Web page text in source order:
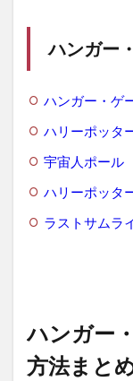
ハンガー
ハンガー・ゲ
ハリーポッタ
宇宙人ポール
ハリーポッタ
ラストサムラ
ハンガー
方法まと